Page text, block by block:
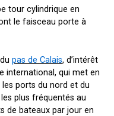
tour cylindrique en
le faisceau porte à
pas de Calais, d’intérêt
international, qui met en
ports du nord et du
les plus fréquentés au
de bateaux par jour en